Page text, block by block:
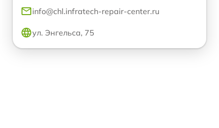
info@chl.infratech-repair-center.ru
ул. Энгельса, 75